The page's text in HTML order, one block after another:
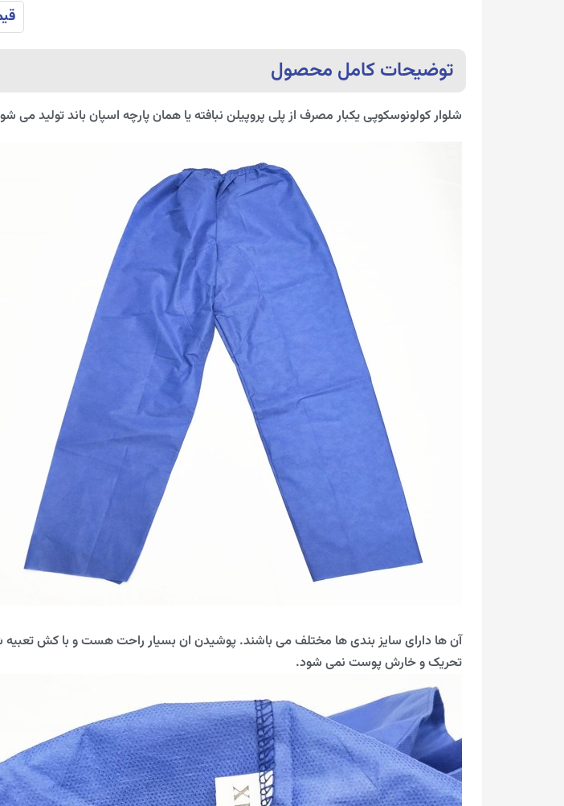
توضیحات کامل محصول
شلوار کولونوسکوپی یکبار مصرف از پلی پروپیلن نبافته یا همان پارچه اسپان باند تولید
آن ها دارای سایز بندی ها مختلف می باشند. پوشیدن ان بسیار راحت هست و با کش
تحریک و خارش پوست نمی شود.